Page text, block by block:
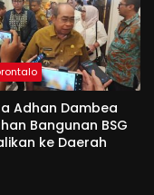
Adhan Dambea
Bangunan BSG
ke Daerah